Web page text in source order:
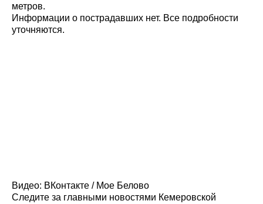
метров.
Информации о пострадавших нет. Все подробности
уточняются.
Видео: ВКонтакте / Мое Белово
Cледите за главными новостями Кемеровской